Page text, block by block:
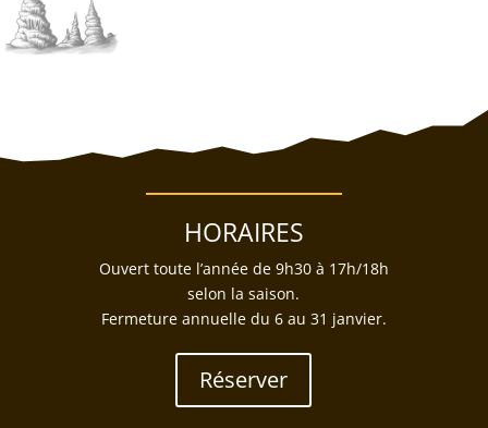
HORAIRES
Ouvert toute l’année de 9h30 à 17h/18h
selon la saison.
Fermeture annuelle du 6 au 31 janvier.
Réserver